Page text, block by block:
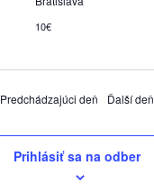
10€
Predchádzajúci deň Ďalší deň
Prihlásiť sa na odber